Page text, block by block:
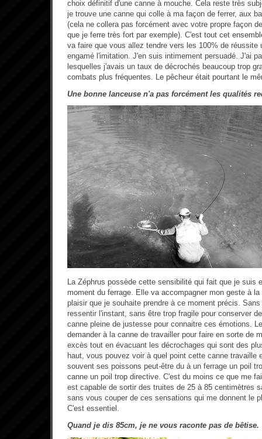
choix définitif d'une canne à mouche. Cela reste très
je trouve une canne qui colle à ma façon de ferrer, aux
(cela ne collera pas forcément avec votre propre façon
que je ferre très fort par exemple). C'est tout cet
va faire que vous allez tendre vers les 100% de réussite
engamé l'imitation. J'en suis intimement persuadé. J'ai
lesquelles j'avais un taux de décrochés beaucoup trop
combats plus fréquentes. Le pêcheur était pourtant le
Une bonne lanceuse n'a pas forcément les qualités
La Zéphrus possède cette sensibilité qui fait que je suis
moment du ferrage. Elle va accompagner mon geste à
plaisir que je souhaite prendre à ce moment précis.
ressentir l'instant, sans être trop fragile pour conserver
canne pleine de justesse pour connaitre ces émotions.
demander à la canne de travailler pour faire en sorte de
excès tout en évacuant les décrochages qui sont des
haut, vous pouvez voir à quel point cette canne travaille
souvent ses poissons peut-être du à un ferrage un poil
canne un poil trop directive. C'est du moins ce que me
est capable de sortir des truites de 25 à 85 centimètres
sans vous couper de ces sensations qui me donnent le
C'est essentiel.
Quand je dis 85cm, je ne vous raconte pas de bêtise.